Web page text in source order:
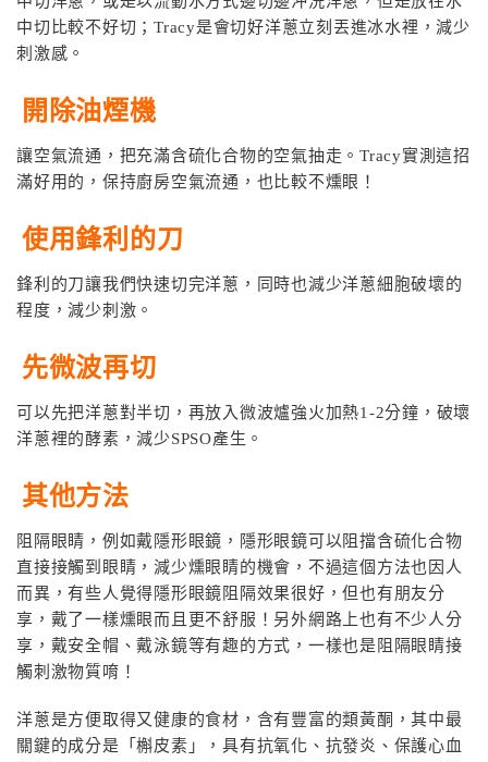
中切比較不好切；Tracy是會切好洋蔥立刻丟進冰水裡，減少
刺激感。
開除油煙機
讓空氣流通，把充滿含硫化合物的空氣抽走。Tracy實測這招
滿好用的，保持廚房空氣流通，也比較不燻眼！
使用鋒利的刀
鋒利的刀讓我們快速切完洋蔥，同時也減少洋蔥細胞破壞的
程度，減少刺激。
先微波再切
可以先把洋蔥對半切，再放入微波爐強火加熱1-2分鐘，破壞
洋蔥裡的酵素，減少SPSO產生。
其他方法
阻隔眼睛，例如戴隱形眼鏡，隱形眼鏡可以阻擋含硫化合物
直接接觸到眼睛，減少燻眼睛的機會，不過這個方法也因人
而異，有些人覺得隱形眼鏡阻隔效果很好，但也有朋友分
享，戴了一樣燻眼而且更不舒服！另外網路上也有不少人分
享，戴安全帽、戴泳鏡等有趣的方式，一樣也是阻隔眼睛接
觸刺激物質唷！
洋蔥是方便取得又健康的食材，含有豐富的類黃酮，其中最
關鍵的成分是「槲皮素」，具有抗氧化、抗發炎、保護心血